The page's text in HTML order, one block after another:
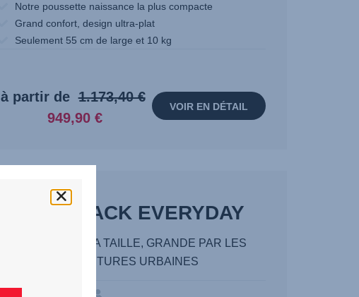
Notre poussette naissance la plus compacte
Grand confort, design ultra-plat
Seulement 55 cm de large et 10 kg
à partir de Prix
d’origine:
1.173,40 € Prix
actuel:
949,90 €
VOIR EN DÉTAIL
RIO – PACK EVERYDAY
PETITE PAR LA TAILLE, GRANDE PAR LES
AVENTURES URBAINES